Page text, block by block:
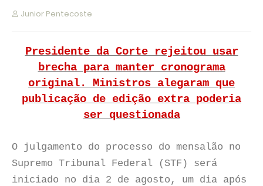
Junior Pentecoste
Presidente da Corte rejeitou usar
brecha para manter cronograma
original. Ministros alegaram que
publicação de edição extra poderia
ser questionada
O julgamento do processo do mensalão no
Supremo Tribunal Federal (STF) será
iniciado no dia 2 de agosto, um dia após